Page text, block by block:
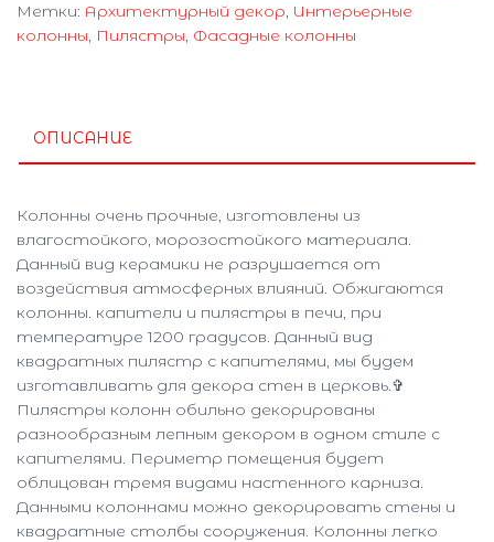
Метки: Архитектурный декор, Интерьерные
колонны, Пилястры, Фасадные колонны
ОПИСАНИЕ
Колонны очень прочные, изготовлены из
влагостойкого, морозостойкого материала.
Данный вид керамики не разрушается от
воздействия атмосферных влияний. Обжигаются
колонны. капители и пилястры в печи, при
температуре 1200 градусов. Данный вид
квадратных пилястр с капителями, мы будем
изготавливать для декора стен в церковь.✞
Пилястры колонн обильно декорированы
разнообразным лепным декором в одном стиле с
капителями. Периметр помещения будет
облицован тремя видами настенного карниза.
Данными колоннами можно декорировать стены и
квадратные столбы сооружения. Колонны легко